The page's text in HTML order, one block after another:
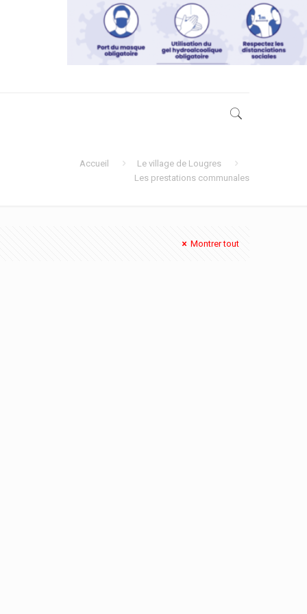
Accueil
Le village de Lougres
Les prestations communales
Montrer tout